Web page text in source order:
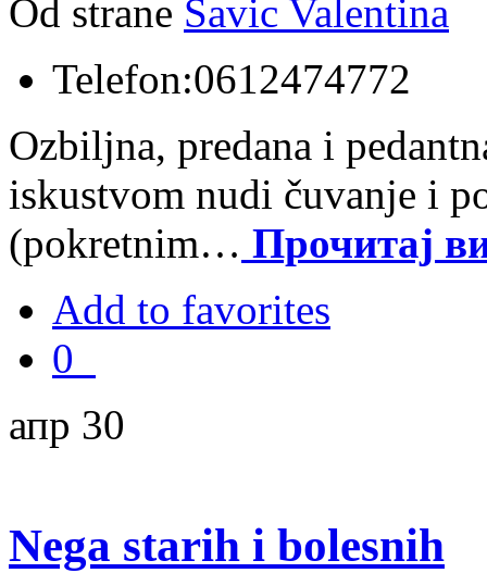
Od strane Savic Valentina
Telefon:0612474772
Ozbiljna, predana i
iskustvom nudi čuvanje i
(pokretnim… Прочитај
Add to favorites
0
апр 30
Nega starih i bolesnih